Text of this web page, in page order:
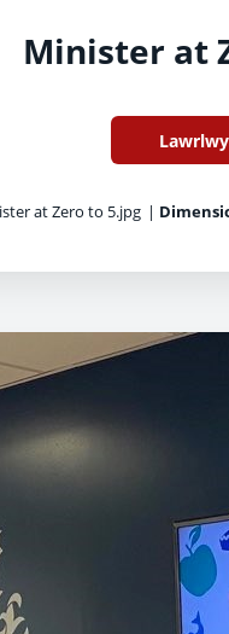
Minister at
at Zero to 5.jpg |